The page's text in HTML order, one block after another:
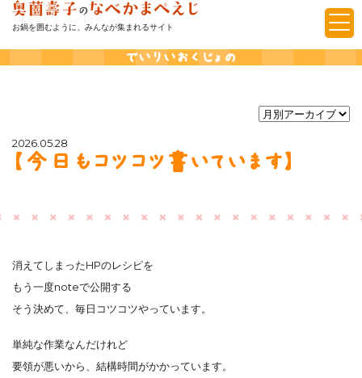
お鍋を囲むように、みんなが集まれるサイト
でいりいおくじょの
2026.05.28
【今日もコツコツ書いています】
消えてしまったHPのレシピを
もう一度noteで公開する
そう決めて、毎日コツコツやっています。
単純な作業なんだけれど
要領が悪いから、結構時間がかかっています。